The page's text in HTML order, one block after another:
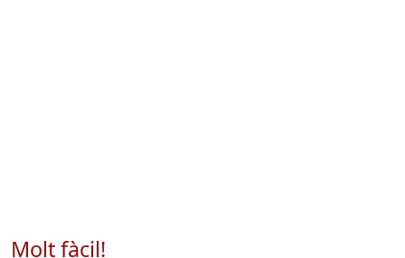
Molt fàcil!